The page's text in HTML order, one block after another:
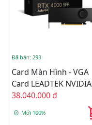
Đã bán: 293
Card Màn Hình - VGA
Card LEADTEK NVIDIA
Quadro RTX 4000 SFF
Ada Generation 20GB
GDDR6
38.040.000 đ
Mới 100%